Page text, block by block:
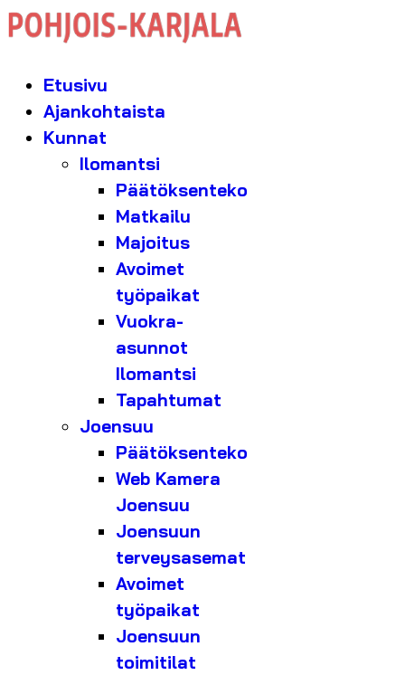
Etusivu
Ajankohtaista
Kunnat
Ilomantsi
Päätöksenteko
Matkailu
Majoitus
Avoimet
työpaikat
Vuokra-
asunnot
Ilomantsi
Tapahtumat
Joensuu
Päätöksenteko
Web Kamera
Joensuu
Joensuun
terveysasemat
Avoimet
työpaikat
Joensuun
toimitilat